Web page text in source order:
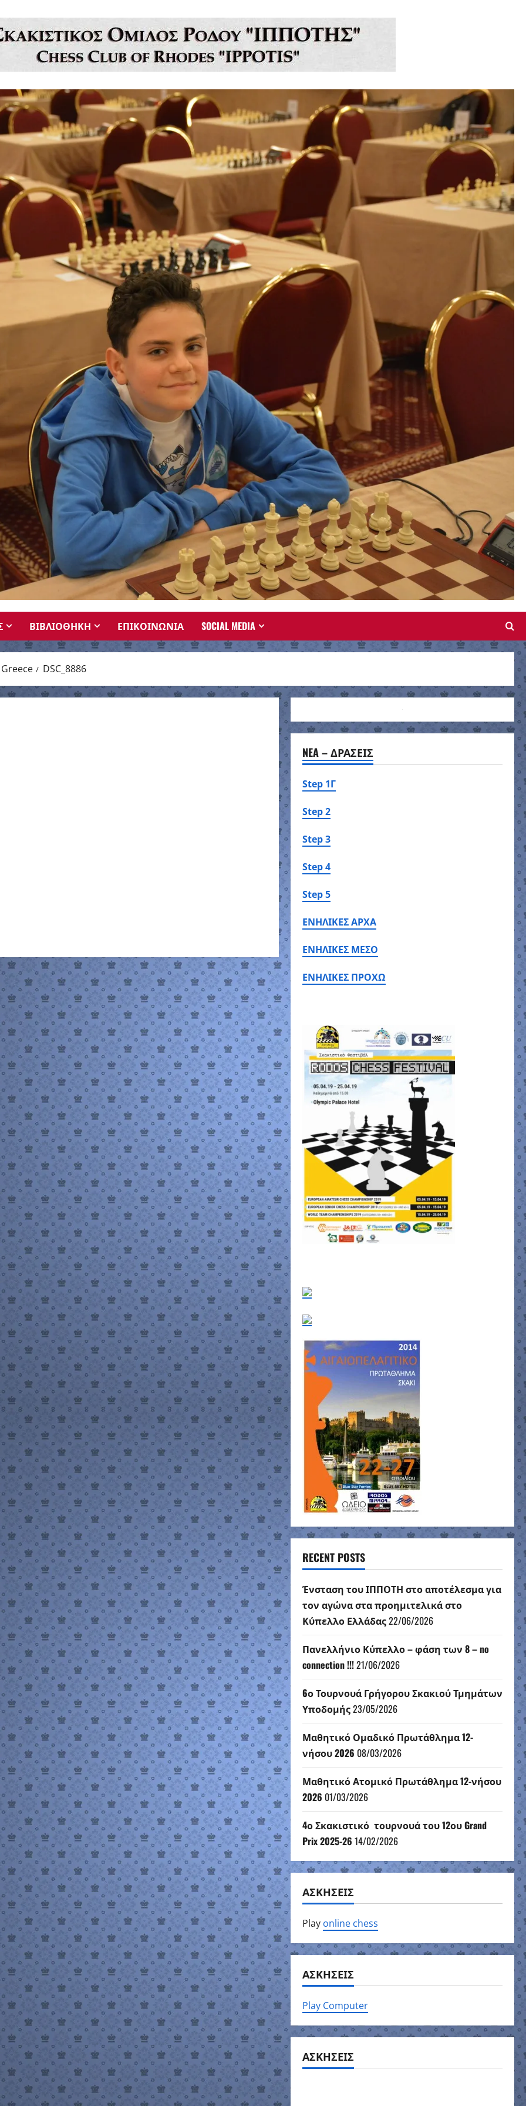
ΒΙΒΛΙΟΘΗΚΗ ΕΠΙΚΟΙΝΩΝΙΑ SOCIAL MEDIA
DSC_8886
NEA – ΔΡΑΣΕΙΣ
Step 1Γ
Step 2
Step 3
Step 4
Step 5
ΕΝΗΛΙΚΕΣ ΑΡΧΑ
ΕΝΗΛΙΚΕΣ ΜΕΣΟ
ΕΝΗΛΙΚΕΣ ΠΡΟΧΩ
RECENT POSTS
Ένσταση του ΙΠΠΟΤΗ στο αποτέλεσμα για
τον αγώνα στα προημιτελικά στο
Κύπελλο Ελλάδας22/06/2026
Πανελλήνιο Κύπελλο – φάση των 8 – no
connection !!!21/06/2026
6ο Τουρνουά Γρήγορου Σκακιού Τμημάτων
Υποδομής23/05/2026
Μαθητικό Ομαδικό Πρωτάθλημα 12-
νήσου 2026 08/03/2026
Μαθητικό Ατομικό Πρωτάθλημα 12-νήσου
2026 01/03/2026
4ο Σκακιστικό τουρνουά του 12ου Grand
Prix 2025-26 14/02/2026
ΑΣΚΗΣΕΙΣ
Play online chess
ΑΣΚΗΣΕΙΣ
Play Computer
ΑΣΚΗΣΕΙΣ